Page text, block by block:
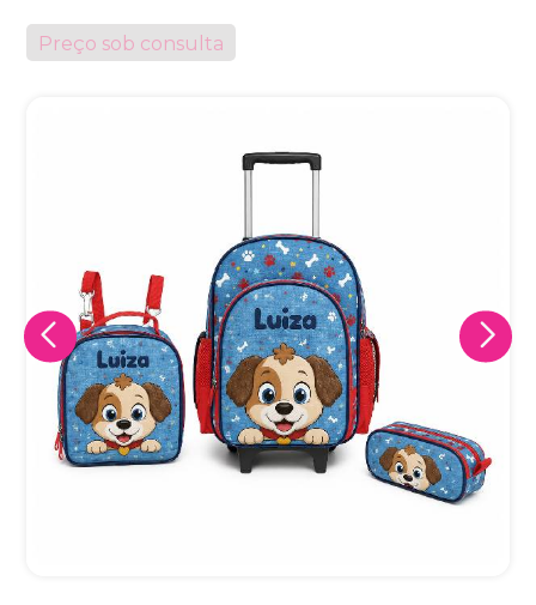
Preço sob consulta
sua privacidade, utilizaremos seus dados apenas para fins
de marketing. Você pode alterar suas preferências a
qualquer momento.
Iniciar conversa